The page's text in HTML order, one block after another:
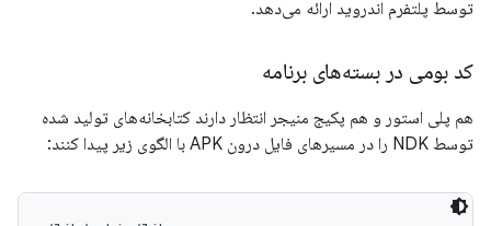
توسط پلتفرم اندروید ارائه می‌دهد.
کد بومی در بسته‌های برنامه
هم پلی استور و هم پکیج منیجر انتظار دارند کتابخانه‌های تولید شده
توسط NDK را در مسیرهای فایل درون APK با الگوی زیر پیدا کنند: